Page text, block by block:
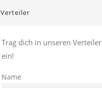
Verteiler
Trag dich in unseren Verteiler
ein!
Name